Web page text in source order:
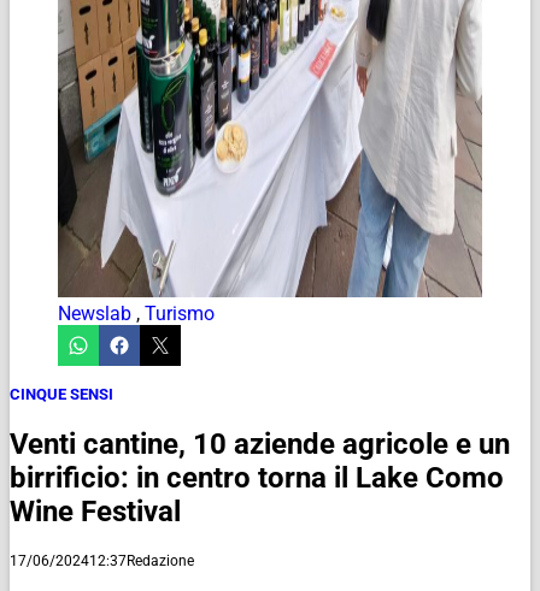
Newslab , Turismo
CINQUE SENSI
Venti cantine, 10 aziende agricole e un
birrificio: in centro torna il Lake Como
Wine Festival
17/06/202412:37Redazione